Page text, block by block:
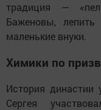
традиция —
Баженовы,
маленькие внуки.
Химики по
История династии
Сергея